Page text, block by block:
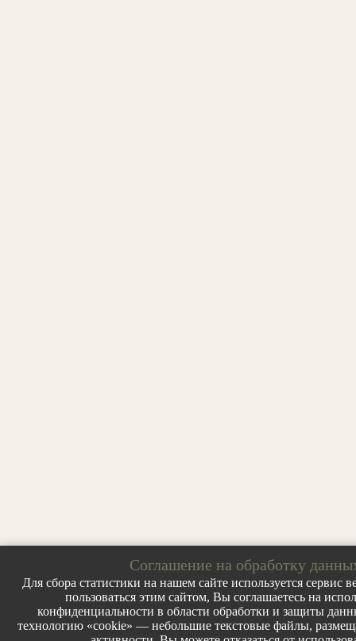
Соглашение на обработку
Для сбора статистики на нашем сайте используется
пользоваться этим сайтом, Вы соглашаетесь на
конфиденциальности в области обработки и защиты
технологию «cookie» — небольшие текстовые файлы,